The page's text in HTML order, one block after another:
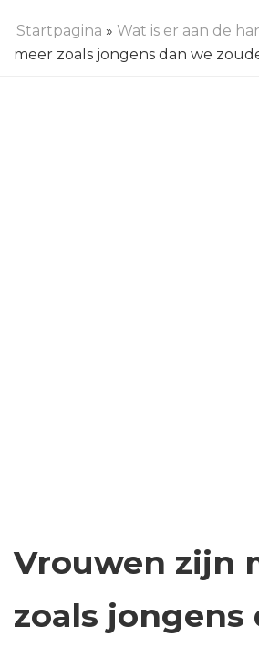
Startpagina » Wat is er aan de
meer zoals jongens dan we
Vrouwen zijn
zoals jongens